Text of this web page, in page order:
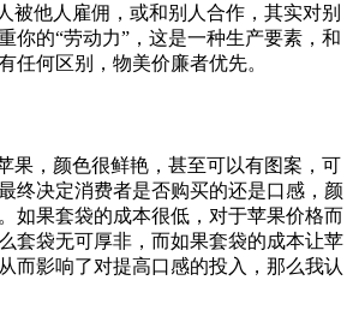
被他人雇佣，或和别人合作，其实对别
你的“劳动力”，这是一种生产要素，和
任何区别，物美价廉者优先。
果，颜色很鲜艳，甚至可以有图案，可
终决定消费者是否购买的还是口感，颜
如果套袋的成本很低，对于苹果价格而
套袋无可厚非，而如果套袋的成本让苹
而影响了对提高口感的投入，那么我认